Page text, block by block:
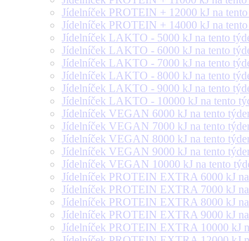
Jídelníček PROTEIN + 12000 kJ na tento
Jídelníček PROTEIN + 14000 kJ na tento
Jídelníček LAKTO - 5000 kJ na tento
Jídelníček LAKTO - 6000 kJ na tento
Jídelníček LAKTO - 7000 kJ na tento
Jídelníček LAKTO - 8000 kJ na tento
Jídelníček LAKTO - 9000 kJ na tento
Jídelníček LAKTO - 10000 kJ na tento
Jídelníček VEGAN 6000 kJ na tento
Jídelníček VEGAN 7000 kJ na tento
Jídelníček VEGAN 8000 kJ na tento
Jídelníček VEGAN 9000 kJ na tento
Jídelníček VEGAN 10000 kJ na tento
Jídelníček PROTEIN EXTRA 6000 kJ
Jídelníček PROTEIN EXTRA 7000 kJ
Jídelníček PROTEIN EXTRA 8000 kJ
Jídelníček PROTEIN EXTRA 9000 kJ
Jídelníček PROTEIN EXTRA 10000 kJ